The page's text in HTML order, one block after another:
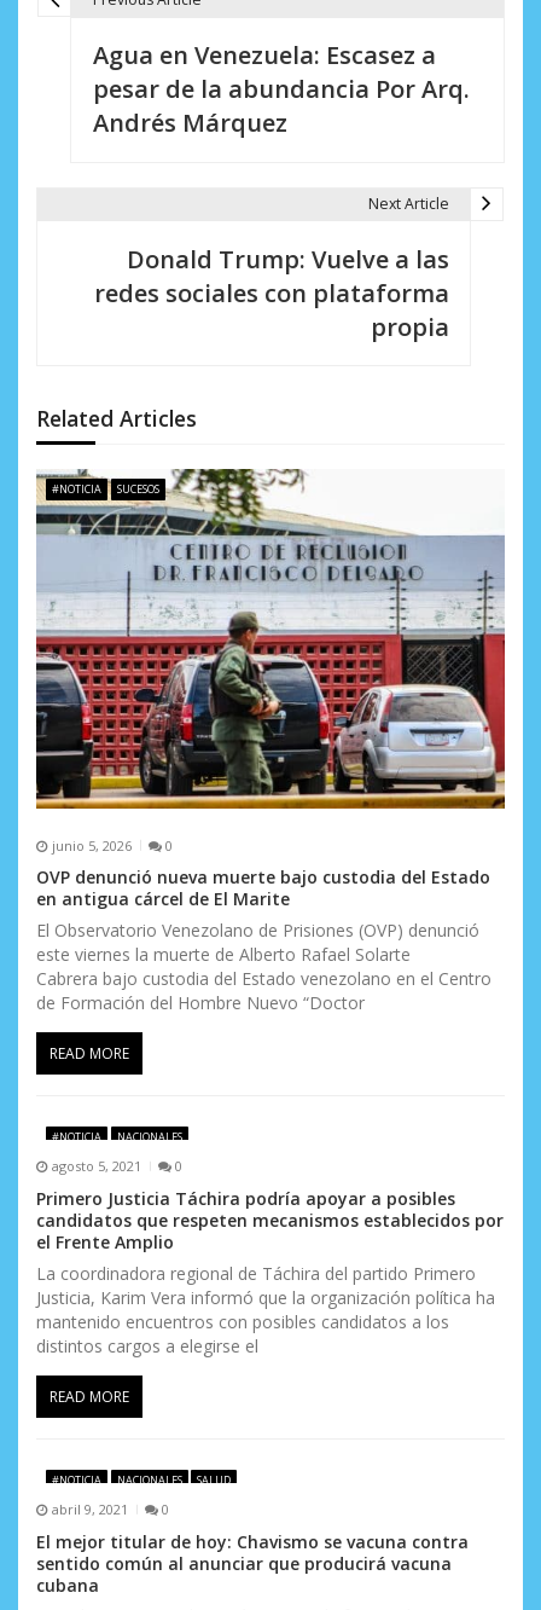
n
d
e
e
n
t
r
a
d
a
s
Agua en Venezuela: Escasez a
pesar de la abundancia Por Arq.
Andrés Márquez
Next Article
Donald Trump: Vuelve a las
redes sociales con plataforma
propia
Related Articles
#NOTICIA SUCESOS
junio 5, 2026 0
OVP denunció nueva muerte bajo custodia del Estado
en antigua cárcel de El Marite
El Observatorio Venezolano de Prisiones (OVP) denunció
este viernes la muerte de Alberto Rafael Solarte
Cabrera bajo custodia del Estado venezolano en el Centro
de Formación del Hombre Nuevo “Doctor
READ MORE
#NOTICIA NACIONALES
agosto 5, 2021 0
Primero Justicia Táchira podría apoyar a posibles
candidatos que respeten mecanismos establecidos por
el Frente Amplio
La coordinadora regional de Táchira del partido Primero
Justicia, Karim Vera informó que la organización política ha
mantenido encuentros con posibles candidatos a los
distintos cargos a elegirse el
READ MORE
#NOTICIA NACIONALES SALUD
abril 9, 2021 0
El mejor titular de hoy: Chavismo se vacuna contra
sentido común al anunciar que producirá vacuna
cubana